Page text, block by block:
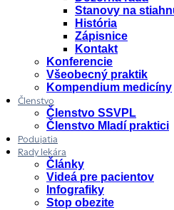
Stanovy na
História
Zápisnice
Kontakt
Konferencie
Všeobecný praktik
Kompendium medicíny
Členstvo
Členstvo SSVPL
Členstvo Mladí praktici
Podujatia
Rady lekára
Články
Videá pre pacientov
Infografiky
Stop obezite